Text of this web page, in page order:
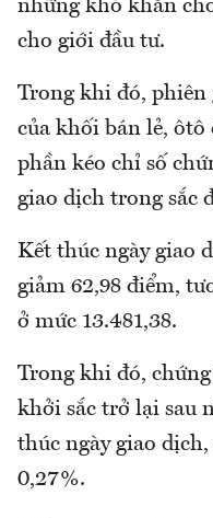
những khó khăn
cho giới đầu tư.
Trong khi đó, phiên
của khối bán lẻ, ôtô
phần kéo chỉ số
giao dịch trong sắc
Kết thúc ngày giao
giảm 62,98 điểm,
ở mức 13.481,38.
Trong khi đó,
khởi sắc trở lại sau
thúc ngày giao
0,27%.